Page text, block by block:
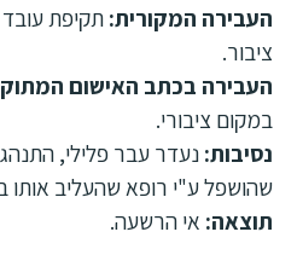
העבירה המקורית:תקיפת
ציבור.
העבירה בכתב האישום
במקום ציבורי.
נסיבות:נעדר עבר פלילי,
שהושפל ע"י רופא שהעליב אותו
תוצאה: אי הרשעה.